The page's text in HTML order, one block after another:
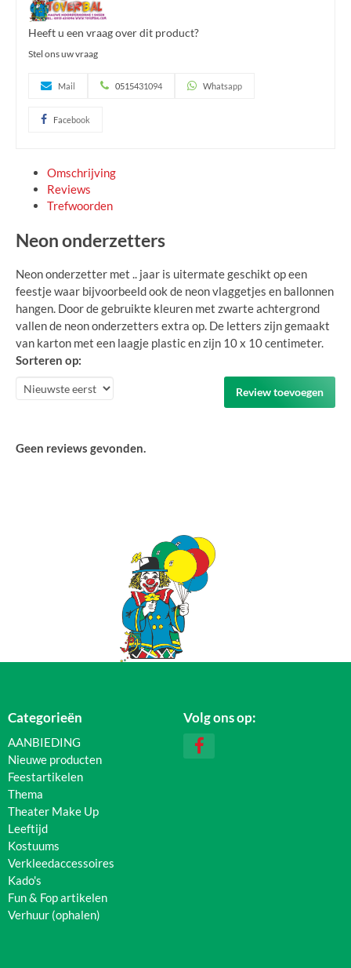
Heeft u een vraag over dit product?
Stel ons uw vraag
Mail 0515431094 Whatsapp
Facebook
Omschrijving
Reviews
Trefwoorden
Neon onderzetters
Neon onderzetter met .. jaar is uitermate geschikt op een
feestje waar bijvoorbeeld ook de neon vlaggetjes en ballonnen
hangen. Door de gebruikte kleuren met zwarte achtergrond
vallen de neon onderzetters extra op. De letters zijn gemaakt
van karton met een laagje plastic en zijn 10 x 10 centimeter.
Sorteren op:
Review toevoegen
Geen reviews gevonden.
Categorieën
AANBIEDING
Nieuwe producten
Feestartikelen
Thema
Theater Make Up
Leeftijd
Kostuums
Verkleedaccessoires
Kado's
Fun & Fop artikelen
Verhuur (ophalen)
Volg ons op: